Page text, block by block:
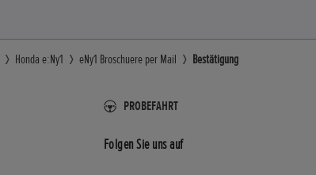
Honda e:Ny1 eNy1 Broschuere per Mail Bestätigung
PROBEFAHRT
Folgen Sie uns auf